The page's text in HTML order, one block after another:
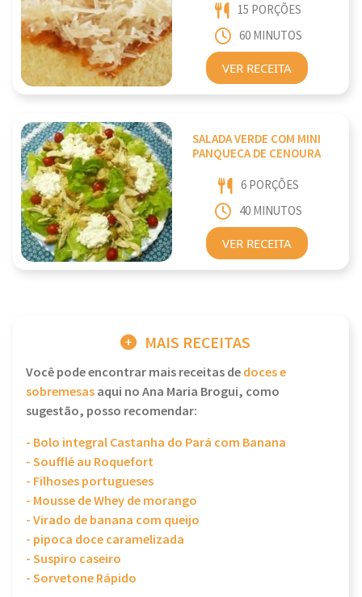
15 PORÇÕES
60 MINUTOS
VER RECEITA
SALADA VERDE COM MINI
PANQUECA DE CENOURA
6 PORÇÕES
40 MINUTOS
VER RECEITA
MAIS RECEITAS
Você pode encontrar mais receitas dedoces e
sobremesasaqui no Ana Maria Brogui, como
sugestão, posso recomendar:
- Bolo integral Castanha do Pará com Banana
- Soufflé au Roquefort
- Filhoses portugueses
- Mousse de Whey de morango
- Virado de banana com queijo
- pipoca doce caramelizada
- Suspiro caseiro
- Sorvetone Rápido